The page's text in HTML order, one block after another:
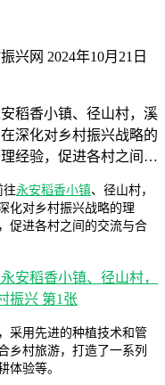
兴网 2024年10月21日
稻香小镇、径山村，溪
深化对乡村振兴战略的
经验，促进各村之间…
往永安稻香小镇、径山村，
化对乡村振兴战略的理
促进各村之间的交流与合
采用先进的种植技术和管
乡村旅游，打造了一系列
体验等。